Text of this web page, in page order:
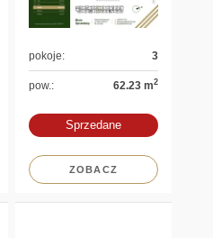
pokoje: 3
pow.: 62.23 m2
Sprzedane
ZOBACZ